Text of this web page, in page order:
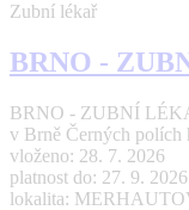
Zubní lékař
BRNO -
BRNO - ZUBNÍ
v Brně Černých polích
vloženo: 28. 7. 2026
platnost do: 27. 9. 2026
lokalita: